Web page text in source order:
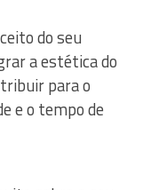
do seu
a estética do
para o
e o tempo de